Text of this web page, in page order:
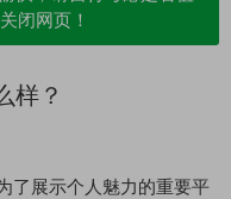
闭网页！
样？
了展示个人魅力的重要平